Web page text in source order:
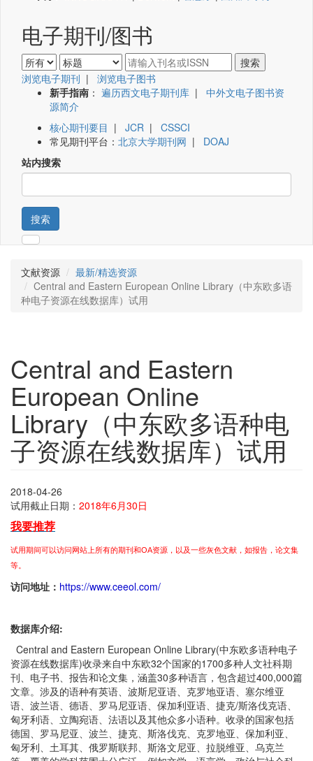
电子期刊/图书
浏览电子期刊 | 浏览电子图书
新手指南 ： 遍历西文电子期刊库 | 中外文电子图书资
源简介
核心期刊要目 | JCR | CSSCI
常见期刊平台： 北京大学期刊网 | DOAJ
站内搜索
搜索
文献资源
最新/精选资源
Central and Eastern European Online Library（中东欧多语
种电子资源在线数据库）试用
Central and Eastern
European Online
Library（中东欧多语种电
子资源在线数据库）试用
2018-04-26
试用截止日期： 2018年6月30日
我要推荐
试用期间可以访问网站上所有的期刊和OA资源，以及一些灰色文献，如报告，论文集
等。
访问地址： https://www.ceeol.com/
数据库介绍:
Central and Eastern European Online Library(中东欧多语种电子
资源在线数据库)收录来自中东欧32个国家的1700多种人文社科期
刊、电子书、报告和论文集，涵盖30多种语言，包含超过400,000篇
文章。涉及的语种有英语、波斯尼亚语、克罗地亚语、塞尔维亚
语、波兰语、德语、罗马尼亚语、保加利亚语、捷克/斯洛伐克语、
匈牙利语、立陶宛语、法语以及其他众多小语种。收录的国家包括
德国、罗马尼亚、波兰、捷克、斯洛伐克、克罗地亚、保加利亚、
匈牙利、土耳其、俄罗斯联邦、斯洛文尼亚、拉脱维亚、乌克兰